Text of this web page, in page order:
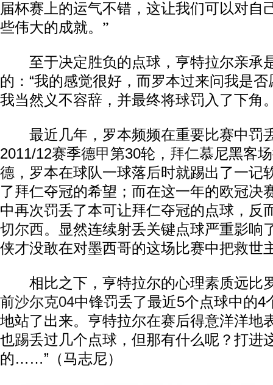
届杯赛上的运气不错，这让我们可以对自
些伟大的成就。”
至于决定胜负的点球，亨特拉尔亲承
的：“我的感觉很好，而罗本过来问我是
我当然义不容辞，并最终将球罚入了下角
最近几年，罗本频频在重要比赛中罚
2011/12赛季德甲第30轮， 拜仁慕尼黑客
德 ，罗本在球队一球落后时就踢出了一记
了拜仁夺冠的希望；而在这一年的欧冠决
中再次罚丢了本可让拜仁夺冠的点球，反
切尔西。显然连续射丢关键点球严重影响
侠才没敢在对墨西哥的这场比赛中把救世
相比之下，亨特拉尔的心理素质远比
前沙尔克04中锋罚丢了最近5个点球中的4
地站了出来。亨特拉尔在赛后得意洋洋地
也踢丢过几个点球，但那有什么呢？打进
的……”（马志尼）